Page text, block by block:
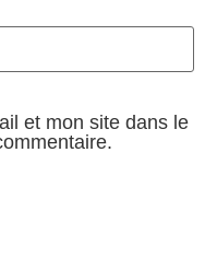
et mon site dans le